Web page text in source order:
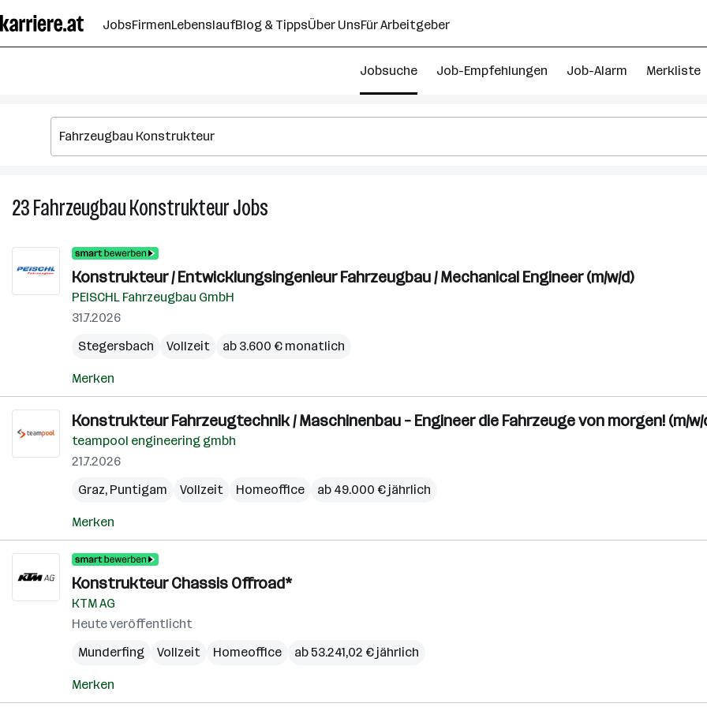
Seiteninhalt
springen
JobsFirmenLebenslaufBlog & TippsÜber UnsFür Arbeitgeber
Jobsuche Job-Empfehlungen Job-Alarm Merkliste
23Fahrzeugbau KonstrukteurJobs
Konstrukteur / Entwicklungsingenieur Fahrzeugbau / Mechanical Engineer (m/w/d)
PEISCHL Fahrzeugbau GmbH
31.7.2026
Stegersbach
Vollzeit ab 3.600 € monatlich
Merken
Konstrukteur Fahrzeugtechnik / Maschinenbau – Engineer die Fahrzeuge von morgen! (m/w/
teampool engineering gmbh
21.7.2026
Graz, Puntigam Vollzeit Homeoffice ab 49.000 € jährlich
Merken
Konstrukteur Chassis Offroad*
KTM AG
Heute veröffentlicht
Munderfing
Vollzeit Homeoffice ab 53.241,02 € jährlich
Merken